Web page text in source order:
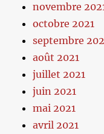
novembre
octobre 2021
septembre
août 2021
juillet 2021
juin 2021
mai 2021
avril 2021